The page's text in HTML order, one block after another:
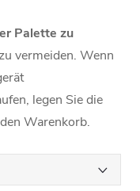
Palette zu
vermeiden. Wenn
legen Sie die
Warenkorb.